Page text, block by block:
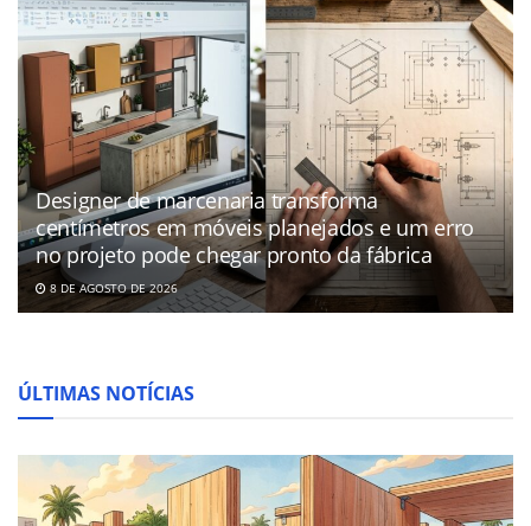
Designer de marcenaria transforma
centímetros em móveis planejados e um erro
no projeto pode chegar pronto da fábrica
8 DE AGOSTO DE 2026
ÚLTIMAS NOTÍCIAS